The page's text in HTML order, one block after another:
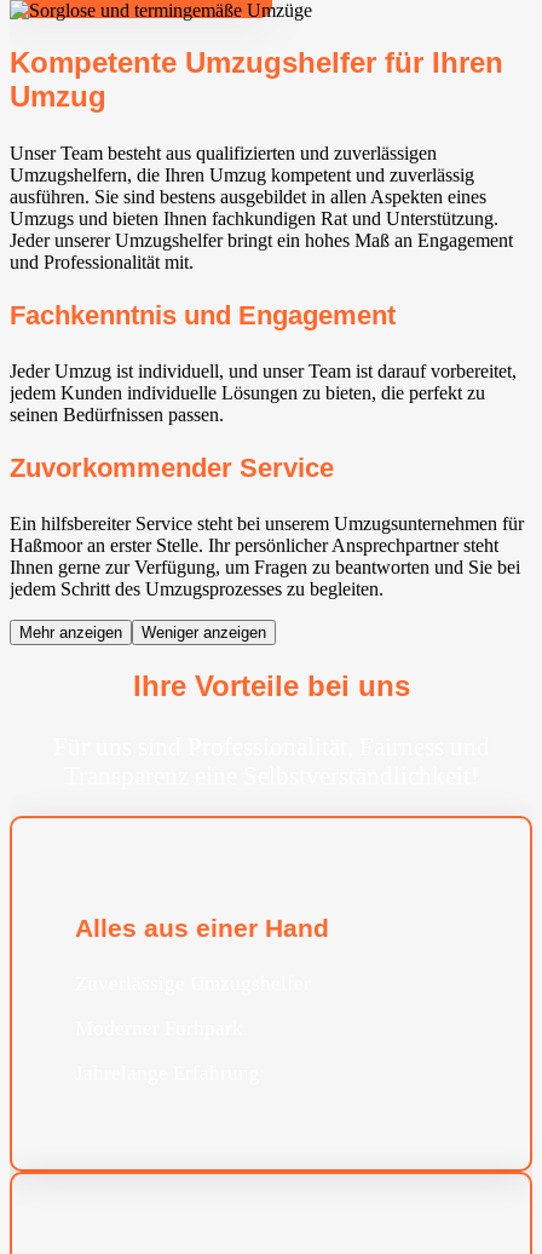
Kompetente Umzugshelfer für Ihren
Umzug
Unser Team besteht aus qualifizierten und zuverlässigen
Umzugshelfern, die Ihren Umzug kompetent und zuverlässig
ausführen. Sie sind bestens ausgebildet in allen Aspekten eines
Umzugs und bieten Ihnen fachkundigen Rat und Unterstützung.
Jeder unserer Umzugshelfer bringt ein hohes Maß an Engagement
und Professionalität mit.
Fachkenntnis und Engagement
Jeder Umzug ist individuell, und unser Team ist darauf vorbereitet,
jedem Kunden individuelle Lösungen zu bieten, die perfekt zu
seinen Bedürfnissen passen.
Zuvorkommender Service
Ein hilfsbereiter Service steht bei unserem Umzugsunternehmen für
Haßmoor an erster Stelle. Ihr persönlicher Ansprechpartner steht
Ihnen gerne zur Verfügung, um Fragen zu beantworten und Sie bei
jedem Schritt des Umzugsprozesses zu begleiten.
Mehr anzeigen Weniger anzeigen
Ihre Vorteile bei uns
Alles aus einer Hand